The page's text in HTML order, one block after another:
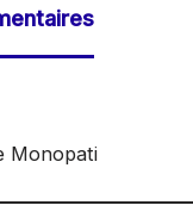
Monopati